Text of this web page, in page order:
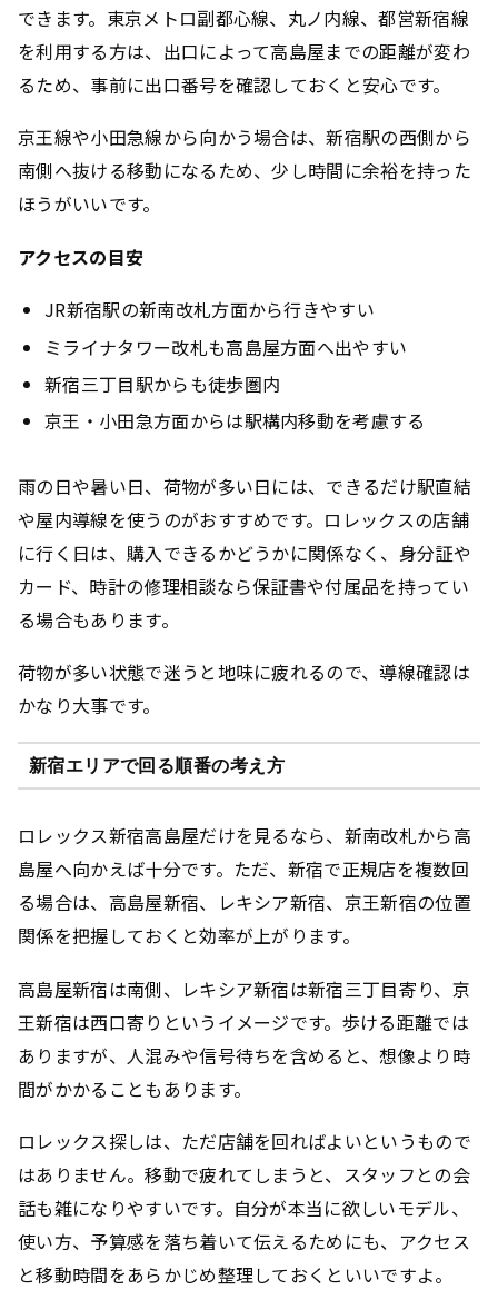
できます。東京メトロ副都心線、丸ノ内線、都営新宿線
を利用する方は、出口によって高島屋までの距離が変わ
るため、事前に出口番号を確認しておくと安心です。
京王線や小田急線から向かう場合は、新宿駅の西側から
南側へ抜ける移動になるため、少し時間に余裕を持った
ほうがいいです。
アクセスの目安
JR新宿駅の新南改札方面から行きやすい
ミライナタワー改札も高島屋方面へ出やすい
新宿三丁目駅からも徒歩圏内
京王・小田急方面からは駅構内移動を考慮する
雨の日や暑い日、荷物が多い日には、できるだけ駅直結
や屋内導線を使うのがおすすめです。ロレックスの店舗
に行く日は、購入できるかどうかに関係なく、身分証や
カード、時計の修理相談なら保証書や付属品を持ってい
る場合もあります。
荷物が多い状態で迷うと地味に疲れるので、導線確認は
かなり大事です。
新宿エリアで回る順番の考え方
ロレックス新宿高島屋だけを見るなら、新南改札から高
島屋へ向かえば十分です。ただ、新宿で正規店を複数回
る場合は、高島屋新宿、レキシア新宿、京王新宿の位置
関係を把握しておくと効率が上がります。
高島屋新宿は南側、レキシア新宿は新宿三丁目寄り、京
王新宿は西口寄りというイメージです。歩ける距離では
ありますが、人混みや信号待ちを含めると、想像より時
間がかかることもあります。
ロレックス探しは、ただ店舗を回ればよいというもので
はありません。移動で疲れてしまうと、スタッフとの会
話も雑になりやすいです。自分が本当に欲しいモデル、
使い方、予算感を落ち着いて伝えるためにも、アクセス
と移動時間をあらかじめ整理しておくといいですよ。